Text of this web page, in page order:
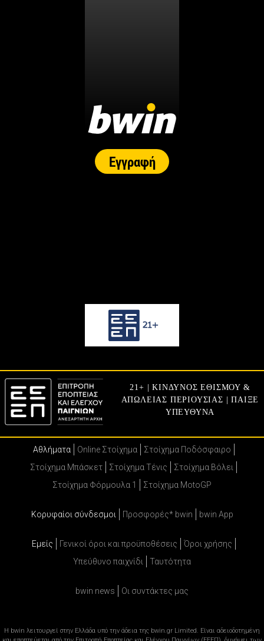
21+ | ΚΙΝΔΥΝΟΣ ΕΘΙΣΜΟΥ &
ΑΠΩΛΕΙΑΣ ΠΕΡΙΟΥΣΙΑΣ | ΠΑΙΞΕ
ΥΠΕΥΘΥΝΑ
Αθλήματα Online Στοίχημα
Στοίχημα Ποδόσφαιρο
Στοίχημα Μπάσκετ
Στοίχημα Τένις
Στοίχημα Βόλει
Στοίχημα Φόρμουλα 1
Στοίχημα MotoGP
Κορυφαίοι σύνδεσμοι Προσφορές* bwin bwin App
Εμείς Γενικοί όροι και προϋποθέσεις
Όροι χρήσης
Υπεύθυνο παιχνίδι
Ταυτότητα
bwin news Oι συντάκτες μας
Η bwin λειτουργεί στην Ελλάδα υπό την άδεια της bwin.gr Limited. Είναι αδειοδοτημένη